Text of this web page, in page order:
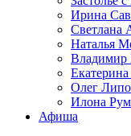
Ирина
Светлана
Наталья
Владимир
Олег
Илона
Афиша